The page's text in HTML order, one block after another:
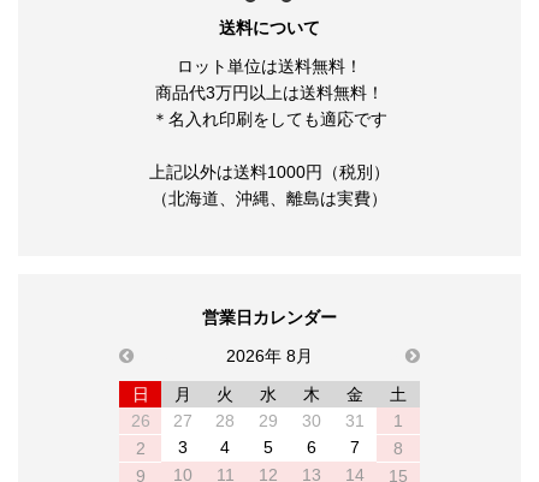
送料について
ロット単位は送料無料！
商品代3万円以上は送料無料！
＊名入れ印刷をしても適応です
上記以外は送料1000円（税別）
（北海道、沖縄、離島は実費）
営業日カレンダー
previous
2026年 8月
next
日
月 火 水 木 金
土
26
27 28 29 30 31
1
2
3 4 5 6 7
8
9
10 11 12 13 14 15